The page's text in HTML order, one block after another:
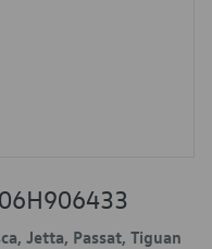
Jetta, Passat, Tiguan